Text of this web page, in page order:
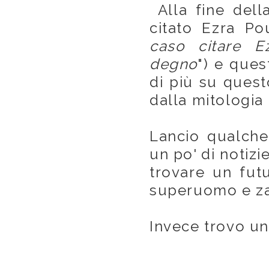
Alla fine
citato Ezra
caso citare
degno") e
di più su
dalla mitologia
Lancio
un po' di
trovare un
superuomo e
Invece trovo